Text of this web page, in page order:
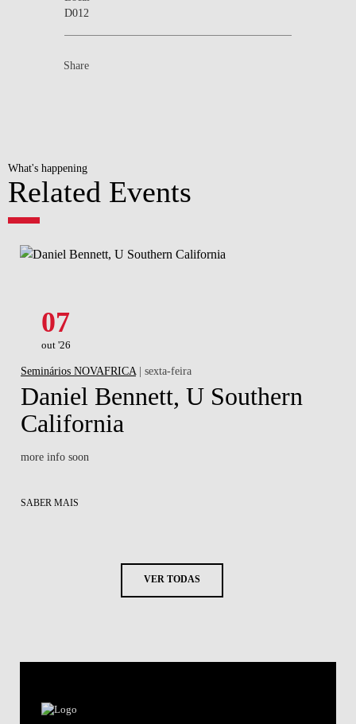
D012
Share
What's happening
Related Events
07
out '26
Seminários NOVAFRICA | sexta-feira
Daniel Bennett, U Southern
California
more info soon
SABER MAIS
VER TODAS